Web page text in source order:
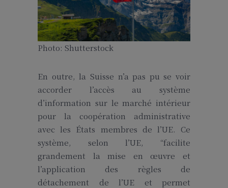
Photo: Shutterstock
En outre, la Suisse n’a pas pu se voir
accorder l’accès au système
d’information sur le marché intérieur
pour la coopération administrative
avec les États membres de l’UE. Ce
système, selon l’UE, “facilite
grandement la mise en œuvre et
l’application des règles de
détachement de l’UE et permet